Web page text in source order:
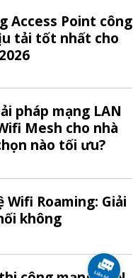
Access Point công
tải tốt nhất cho
pháp mạng LAN
Mesh cho nhà
nào tối ưu?
Wifi Roaming: Giải
không